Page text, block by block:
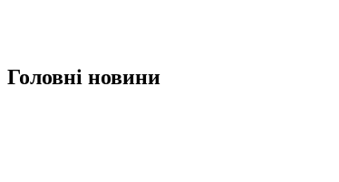
Головні новини